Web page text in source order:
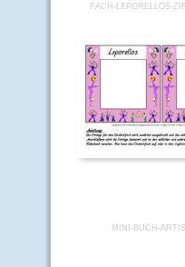
FACH-LEPORELLOS-
MINI-BUCH-